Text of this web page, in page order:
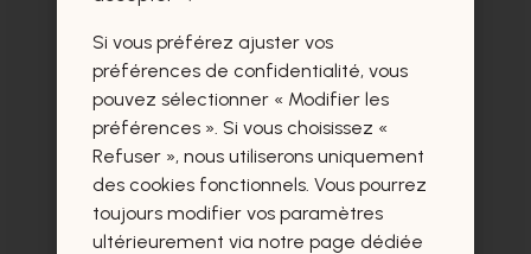
certainement aussi.
Si vous préférez ajuster vos
préférences de confidentialité, vous
pouvez sélectionner « Modifier les
préférences ». Si vous choisissez «
Refuser », nous utiliserons uniquement
des cookies fonctionnels. Vous pourrez
toujours modifier vos paramètres
ultérieurement via notre page dédiée